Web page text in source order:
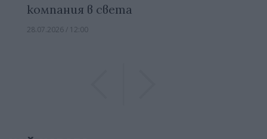
компания в света
28.07.2026 / 12:00